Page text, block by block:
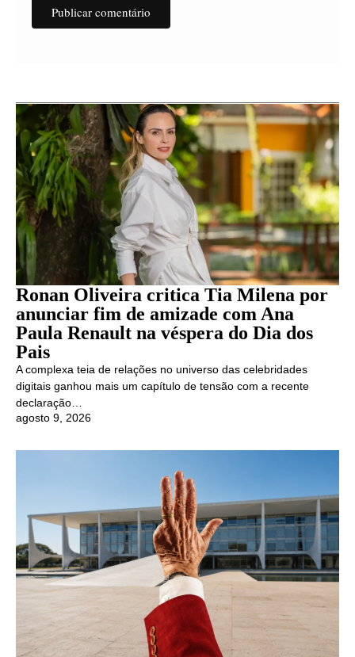
Ronan Oliveira critica Tia Milena por
anunciar fim de amizade com Ana
Paula Renault na véspera do Dia dos
Pais
A complexa teia de relações no universo das celebridades
digitais ganhou mais um capítulo de tensão com a recente
declaração…
agosto 9, 2026